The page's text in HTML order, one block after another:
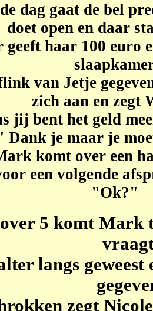
dag gaat de bel
doet open en daar
geeft haar 100 euro
van Jetje
zich aan en zegt
jij bent het geld
Dank je maar je
komt over een
een volgende
"Ok?"
5 komt Mark
langs
zegt